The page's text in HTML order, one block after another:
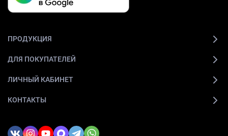
ПРОДУКЦИЯ
ДЛЯ ПОКУПАТЕЛЕЙ
ЛИЧНЫЙ КАБИНЕТ
КОНТАКТЫ